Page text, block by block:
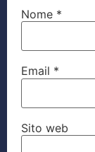
Nome *
Email *
Sito web